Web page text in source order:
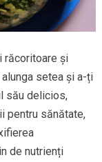
răcoritoare și
setea și a-ți
său delicios,
pentru sănătate,
de nutrienți